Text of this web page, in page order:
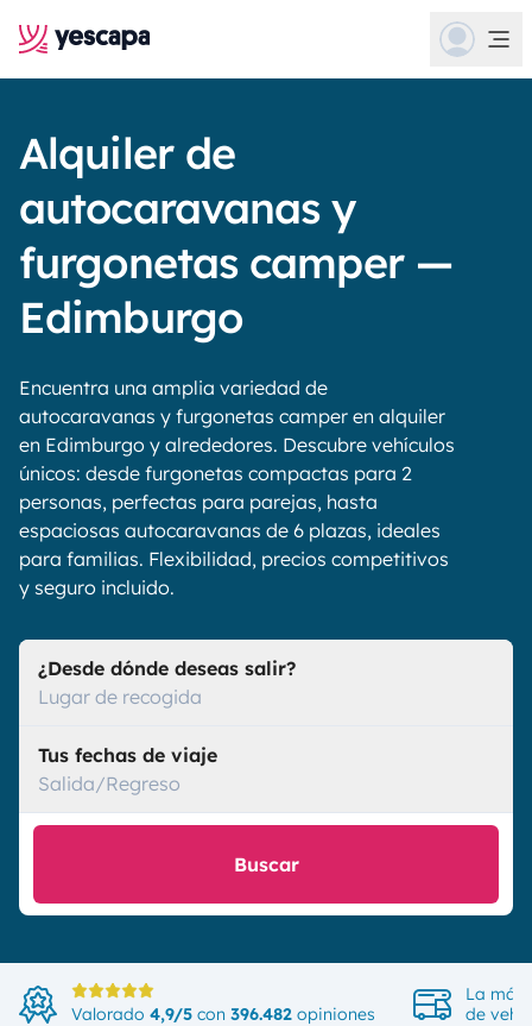
Alquiler de
autocaravanas y
furgonetas camper —
Edimburgo
Encuentra una amplia variedad de
autocaravanas y furgonetas camper en alquiler
en Edimburgo y alrededores. Descubre vehículos
únicos: desde furgonetas compactas para 2
personas, perfectas para parejas, hasta
espaciosas autocaravanas de 6 plazas, ideales
para familias. Flexibilidad, precios competitivos
y seguro incluido.
¿Desde dónde deseas salir?
Lugar de recogida
Tus fechas de viaje
Salida/Regreso
Buscar
Valorado 4,9/5 con 396.482 opiniones
La más
de